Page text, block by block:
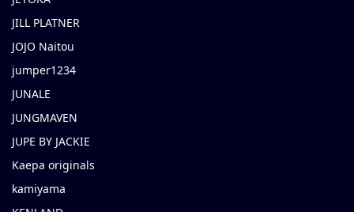
JILL PLATNER
JOJO Naitou
jumper1234
JUNALE
JUNGMAVEN
JUPE BY JACKIE
Kaepa originals
kamiyama